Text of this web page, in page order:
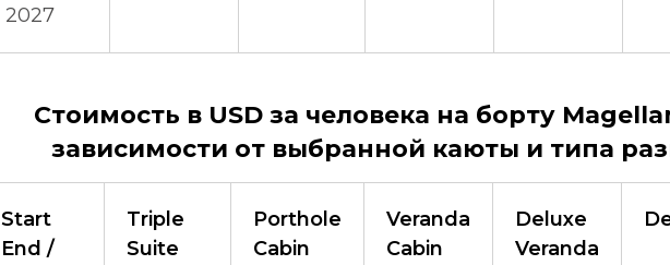
2027
Стоимость в USD за человека на борту
зависимости от выбранной каюты и типа
Start
End /
Triple
Suite
Porthole
Cabin
Veranda
Cabin
Deluxe
Veranda